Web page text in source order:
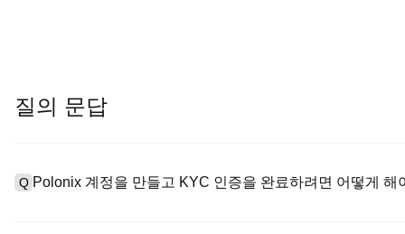
질의 문답
Q Polonix 계정을 만들고 KYC 인증을 완료하려면 어떻게 해